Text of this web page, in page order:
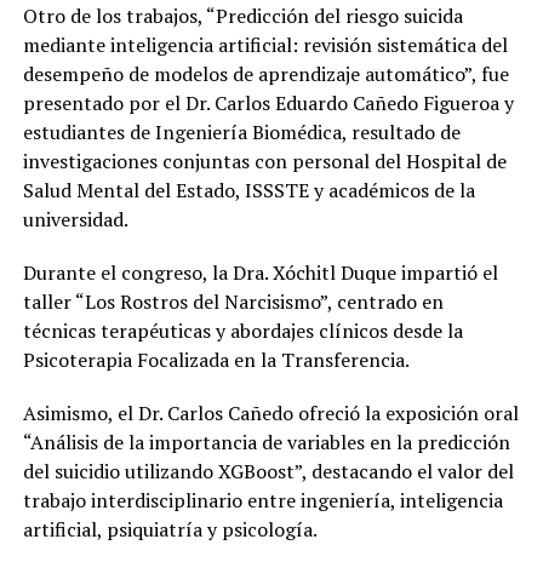
Otro de los trabajos, “Predicción del riesgo suicida
mediante inteligencia artificial: revisión sistemática del
desempeño de modelos de aprendizaje automático”, fue
presentado por el Dr. Carlos Eduardo Cañedo Figueroa y
estudiantes de Ingeniería Biomédica, resultado de
investigaciones conjuntas con personal del Hospital de
Salud Mental del Estado, ISSSTE y académicos de la
universidad.
Durante el congreso, la Dra. Xóchitl Duque impartió el
taller “Los Rostros del Narcisismo”, centrado en
técnicas terapéuticas y abordajes clínicos desde la
Psicoterapia Focalizada en la Transferencia.
Asimismo, el Dr. Carlos Cañedo ofreció la exposición oral
“Análisis de la importancia de variables en la predicción
del suicidio utilizando XGBoost”, destacando el valor del
trabajo interdisciplinario entre ingeniería, inteligencia
artificial, psiquiatría y psicología.